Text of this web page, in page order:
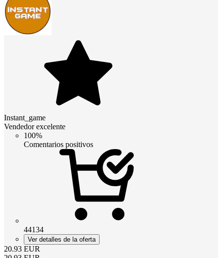
Instant_game
Vendedor excelente
100%
Comentarios positivos
44134
Ver detalles de la oferta
20.93 EUR